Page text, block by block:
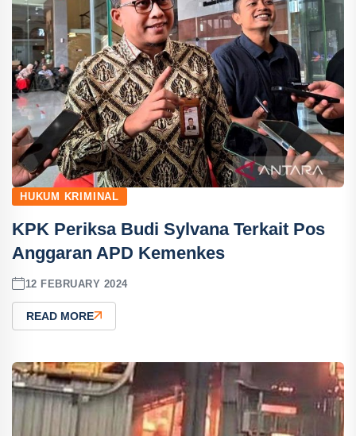
HUKUM KRIMINAL
KPK Periksa Budi Sylvana Terkait Pos
Anggaran APD Kemenkes
12 FEBRUARY 2024
READ MORE